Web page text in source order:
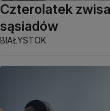
Czterolatek
sąsiadów
BIAŁYSTOK